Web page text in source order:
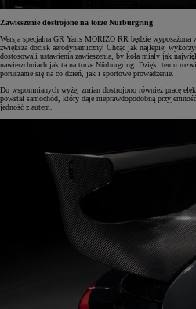
Zawieszenie dostrojone na torze Nürburgring
Wersja specjalna GR Yaris MORIZO RR będzie
zwiększa docisk aerodynamiczny. Chcąc jak najlepiej
dostosowali ustawienia zawieszenia, by koła miały jak
nawierzchniach jak ta na torze Nürburgring. Dzięki temu
poruszanie się na co dzień, jak i sportowe prowadzenie.
Do wspomnianych wyżej zmian dostrojono również pracę
powstał samochód, który daje nieprawdopodobną
jedność z autem.